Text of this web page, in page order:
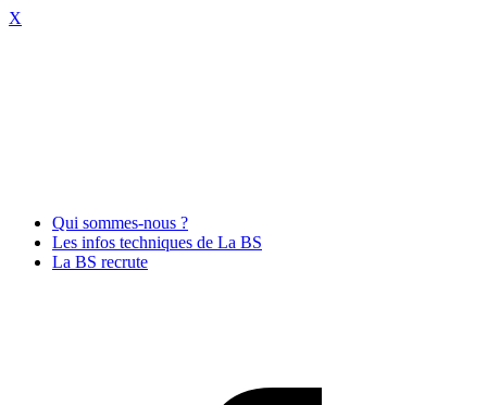
X
Qui sommes-nous ?
Les infos techniques de La BS
La BS recrute